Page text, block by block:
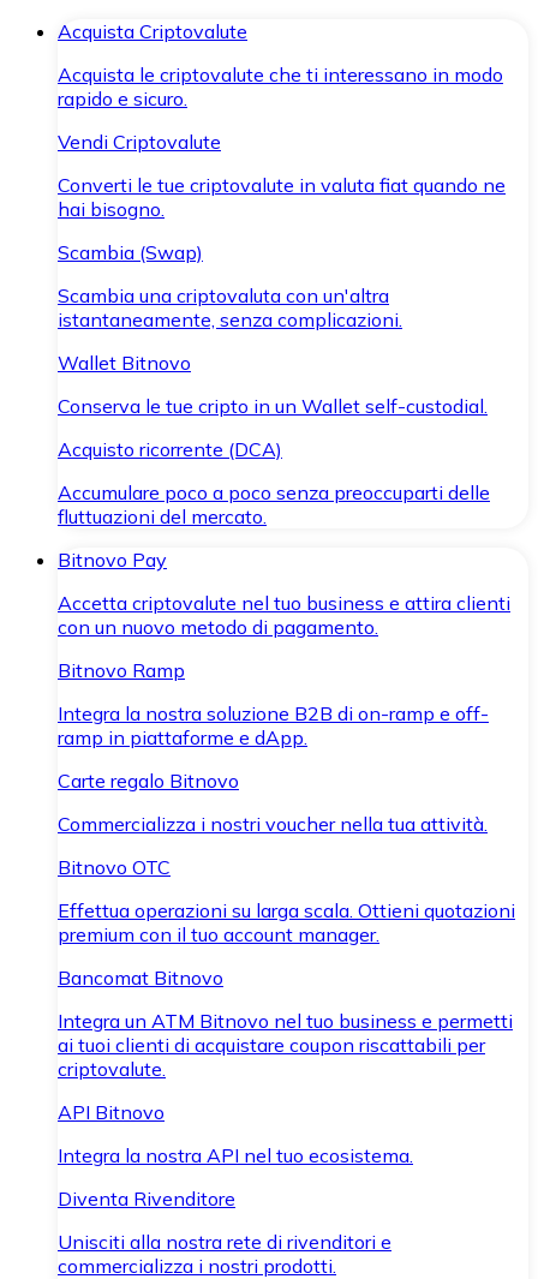
Acquista Criptovalute
Acquista le criptovalute che ti interessano in modo
rapido e sicuro.
Vendi Criptovalute
Converti le tue criptovalute in valuta fiat quando ne
hai bisogno.
Scambia (Swap)
Scambia una criptovaluta con un'altra
istantaneamente, senza complicazioni.
Wallet Bitnovo
Conserva le tue cripto in un Wallet self-custodial.
Acquisto ricorrente (DCA)
Accumulare poco a poco senza preoccuparti delle
fluttuazioni del mercato.
Bitnovo Pay
Accetta criptovalute nel tuo business e attira clienti
con un nuovo metodo di pagamento.
Bitnovo Ramp
Integra la nostra soluzione B2B di on-ramp e off-
ramp in piattaforme e dApp.
Carte regalo Bitnovo
Commercializza i nostri voucher nella tua attività.
Bitnovo OTC
Effettua operazioni su larga scala. Ottieni quotazioni
premium con il tuo account manager.
Bancomat Bitnovo
Integra un ATM Bitnovo nel tuo business e permetti
ai tuoi clienti di acquistare coupon riscattabili per
criptovalute.
API Bitnovo
Integra la nostra API nel tuo ecosistema.
Diventa Rivenditore
Unisciti alla nostra rete di rivenditori e
commercializza i nostri prodotti.